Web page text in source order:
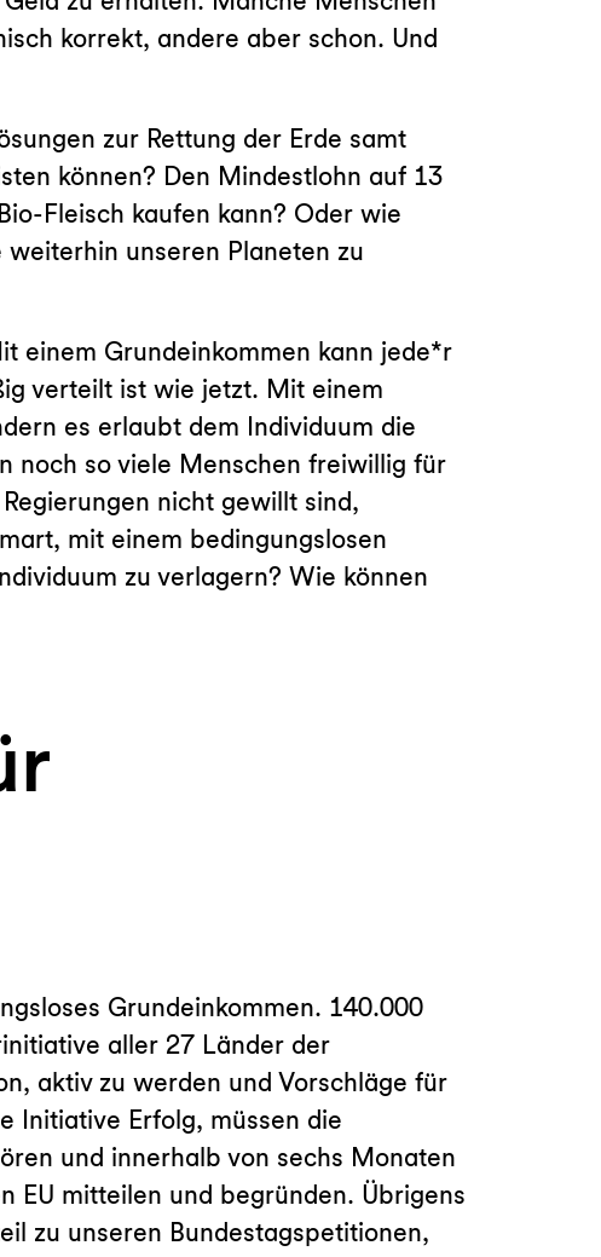
korrekt, andere aber schon. Und
zur Rettung der Erde samt
können? Den Mindestlohn auf 13
Fleisch kaufen kann? Oder wie
unseren Planeten zu
einem Grundeinkommen kann jede*r
verteilt ist wie jetzt. Mit einem
es erlaubt dem Individuum die
noch so viele Menschen freiwillig für
nicht gewillt sind,
mit einem bedingungslosen
zu verlagern? Wie können
Grundeinkommen. 140.000
aller 27 Länder der
aktiv zu werden und Vorschläge für
Initiative Erfolg, müssen die
und innerhalb von sechs Monaten
EU mitteilen und begründen. Übrigens
zu unseren Bundestagspetitionen,